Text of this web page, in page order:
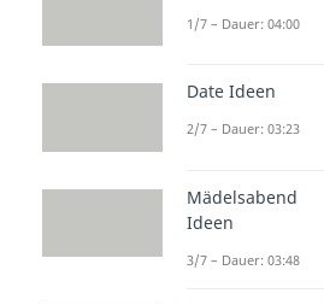
zusammen
„Die besten
nicht die,
—Albert
1/7 – Dauer: 04:00
Date Ideen
2/7 – Dauer: 03:23
Mädelsabend
Ideen
3/7 – Dauer: 03:48